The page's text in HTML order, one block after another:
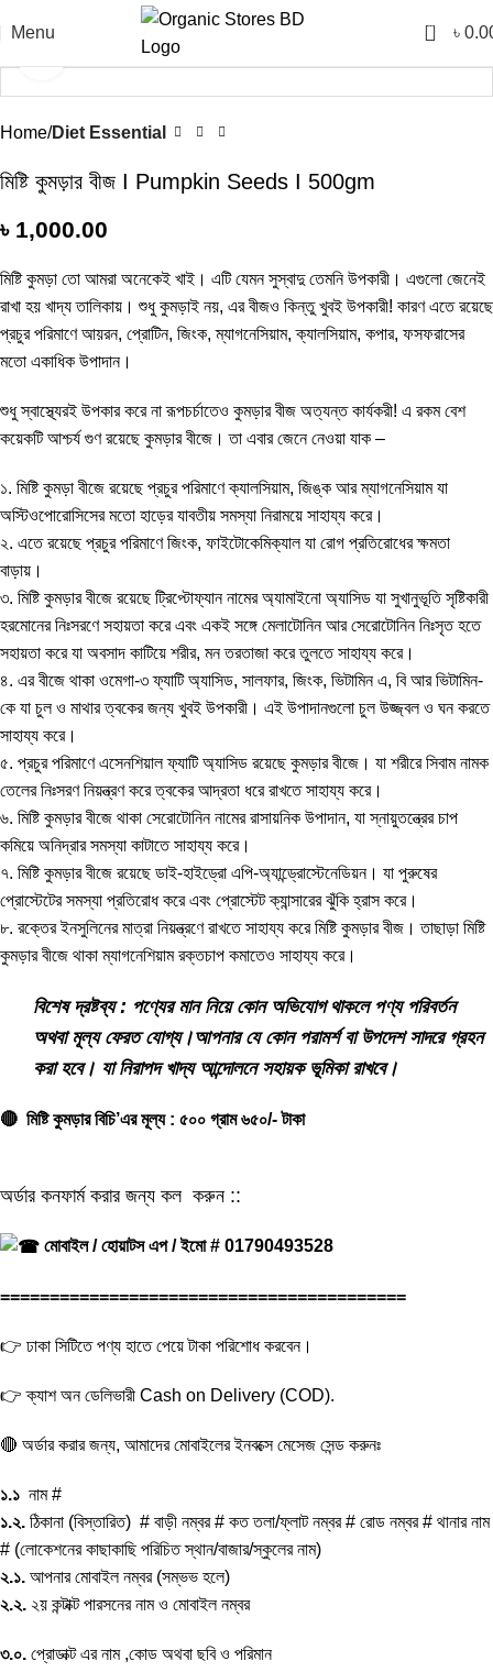
Menu 0 ৳
Click to enlarge
Home Diet Essential
মিষ্টি কুমড়ার বীজ I Pumpkin Seeds I 500gm
৳ 1,000.00
মিষ্টি কুমড়া তো আমরা অনেকেই খাই। এটি যেমন সুস্বাদু তেমনি উপকারী। এগুলো জেনেই
রাখা হয় খাদ্য তালিকায়। শুধু কুমড়াই নয়, এর বীজও কিন্তু খুবই উপকারী! কারণ এতে রয়েছে
প্রচুর পরিমাণে আয়রন, প্রোটিন, জিংক, ম্যাগনেসিয়াম, ক্যালসিয়াম, কপার, ফসফরাসের
মতো একাধিক উপাদান।
শুধু স্বাস্থ্যেরই উপকার করে না রূপচর্চাতেও কুমড়ার বীজ অত্যন্ত কার্যকরী! এ রকম বেশ
কয়েকটি আশ্চর্য গুণ রয়েছে কুমড়ার বীজে। তা এবার জেনে নেওয়া যাক –
১. মিষ্টি কুমড়া বীজে রয়েছে প্রচুর পরিমাণে ক্যালসিয়াম, জিঙ্ক আর ম্যাগনেসিয়াম যা
অস্টিওপোরোসিসের মতো হাড়ের যাবতীয় সমস্যা নিরাময়ে সাহায্য করে।
২. এতে রয়েছে প্রচুর পরিমাণে জিংক, ফাইটোকেমিক্যাল যা রোগ প্রতিরোধের ক্ষমতা
বাড়ায়।
৩. মিষ্টি কুমড়ার বীজে রয়েছে ট্রিপ্টোফ্যান নামের অ্যামাইনো অ্যাসিড যা সুখানুভূতি সৃষ্টিকারী
হরমোনের নিঃসরণে সহায়তা করে এবং একই সঙ্গে মেলাটোনিন আর সেরোটোনিন নিঃসৃত হতে
সহায়তা করে যা অবসাদ কাটিয়ে শরীর, মন তরতাজা করে তুলতে সাহায্য করে।
৪. এর বীজে থাকা ওমেগা-৩ ফ্যাটি অ্যাসিড, সালফার, জিংক, ভিটামিন এ, বি আর ভিটামিন-
কে যা চুল ও মাথার ত্বকের জন্য খুবই উপকারী। এই উপাদানগুলো চুল উজ্জ্বল ও ঘন করতে
সাহায্য করে।
৫. প্রচুর পরিমাণে এসেনশিয়াল ফ্যাটি অ্যাসিড রয়েছে কুমড়ার বীজে। যা শরীরে সিবাম নামক
তেলের নিঃসরণ নিয়ন্ত্রণ করে ত্বকের আদ্রতা ধরে রাখতে সাহায্য করে।
৬. মিষ্টি কুমড়ার বীজে থাকা সেরোটোনিন নামের রাসায়নিক উপাদান, যা স্নায়ুতন্ত্রের চাপ
কমিয়ে অনিদ্রার সমস্যা কাটাতে সাহায্য করে।
৭. মিষ্টি কুমড়ার বীজে রয়েছে ডাই-হাইড্রো এপি-অ্যান্ড্রোস্টেনেডিয়ন। যা পুরুষের
প্রোস্টেটের সমস্যা প্রতিরোধ করে এবং প্রোস্টেট ক্যান্সারের ঝুঁকি হ্রাস করে।
৮. রক্তের ইনসুলিনের মাত্রা নিয়ন্ত্রণে রাখতে সাহায্য করে মিষ্টি কুমড়ার বীজ। তাছাড়া মিষ্টি
কুমড়ার বীজে থাকা ম্যাগনেশিয়াম রক্তচাপ কমাতেও সাহায্য করে।
বিশেষ দ্রষ্টব্য : পণ্যের মান নিয়ে কোন অভিযোগ থাকলে পণ্য পরিবর্তন
অথবা মূল্য ফেরত যোগ্য।আপনার যে কোন পরামর্শ বা উপদেশ সাদরে গ্রহন
করা হবে। যা নিরাপদ খাদ্য আন্দোলনে সহায়ক ভূমিকা রাখবে।
🔴 মিষ্টি কুমড়ার বিচি’এর মূল্য : ৫০০ গ্রাম ৬৫০/- টাকা
অর্ডার কনফার্ম করার জন্য কল করুন ::
মোবাইল / হোয়াটস এপ / ইমো # 01790493528
=========================================
👉 ঢাকা সিটিতে পণ্য হাতে পেয়ে টাকা পরিশোধ করবেন।
👉 ক্যাশ অন ডেলিভারী Cash on Delivery (COD).
🔴 অর্ডার করার জন্য, আমাদের মোবাইলের ইনবক্সে মেসেজ সেন্ড করুনঃ
১.১ নাম #
১.২. ঠিকানা (বিস্তারিত) # বাড়ী নম্বর # কত তলা/ফ্লাট নম্বর # রোড নম্বর # থানার নাম
# (লোকেশনের কাছাকাছি পরিচিত স্থান/বাজার/স্কুলের নাম)
২.১. আপনার মোবাইল নম্বর (সম্ভভ হলে)
২.২. ২য় কন্টাক্ট পারসনের নাম ও মোবাইল নম্বর
৩.০. প্রোডাক্ট এর নাম ,কোড অথবা ছবি ও পরিমান